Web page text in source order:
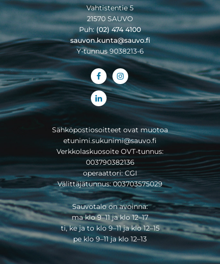
Vahtistentie 5
21570 SAUVO
Puh:(02) 474 4100
sauvon.kunta@sauvo.fi
Y-tunnus 9038213-6
Sähköpostiosoitteet ovat muotoa
etunimi.sukunimi@sauvo.fi
Verkkolaskuosoite OVT-tunnus:
003790382136
operaattori: CGI
Välittäjätunnus: 003703575029
Sauvotalo on avoinna:
ma klo 9–11 ja klo 12–17
ti, ke ja to klo 9–11 ja klo 12–15
pe klo 9–11 ja klo 12–13